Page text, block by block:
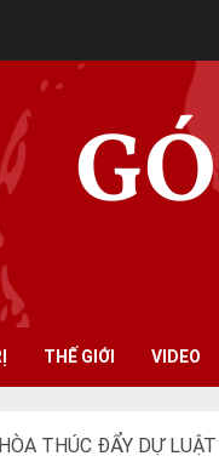
THẾ GIỚI VIDEO
THÚC ĐẨY DỰ